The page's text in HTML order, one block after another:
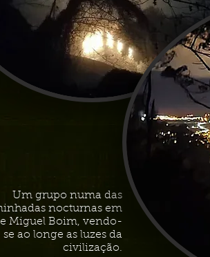
Um grupo numa das
nocturnas em
Miguel Boim, vendo-
se ao longe as luzes da
civilização.